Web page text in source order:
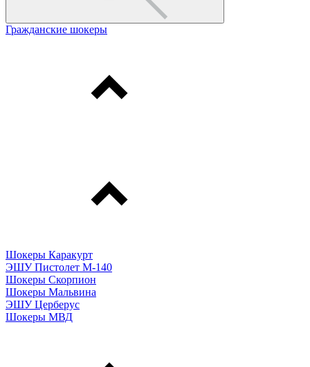
Гражданские шокеры
Шокеры Каракурт
ЭШУ Пистолет М-140
Шокеры Скорпион
Шокеры Мальвина
ЭШУ Церберус
Шокеры МВД